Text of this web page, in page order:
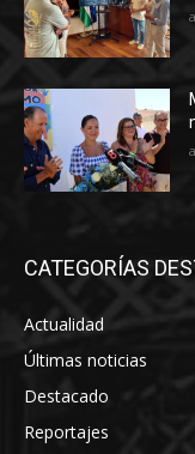
CATEGORÍAS
Actualidad
Últimas noticias
Destacado
Reportajes